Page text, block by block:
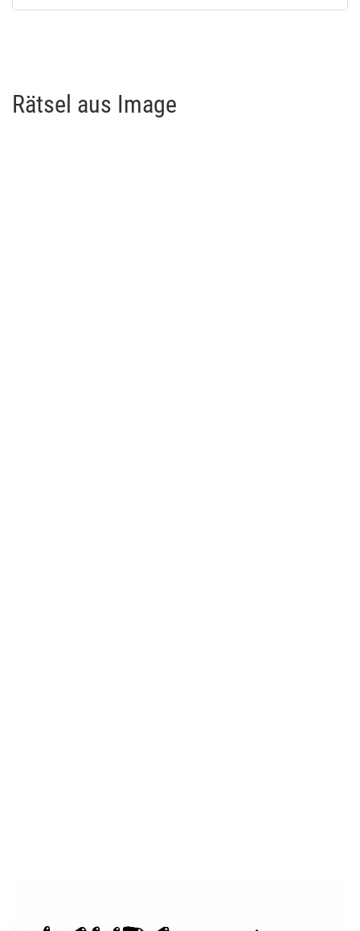
Rätsel aus Image